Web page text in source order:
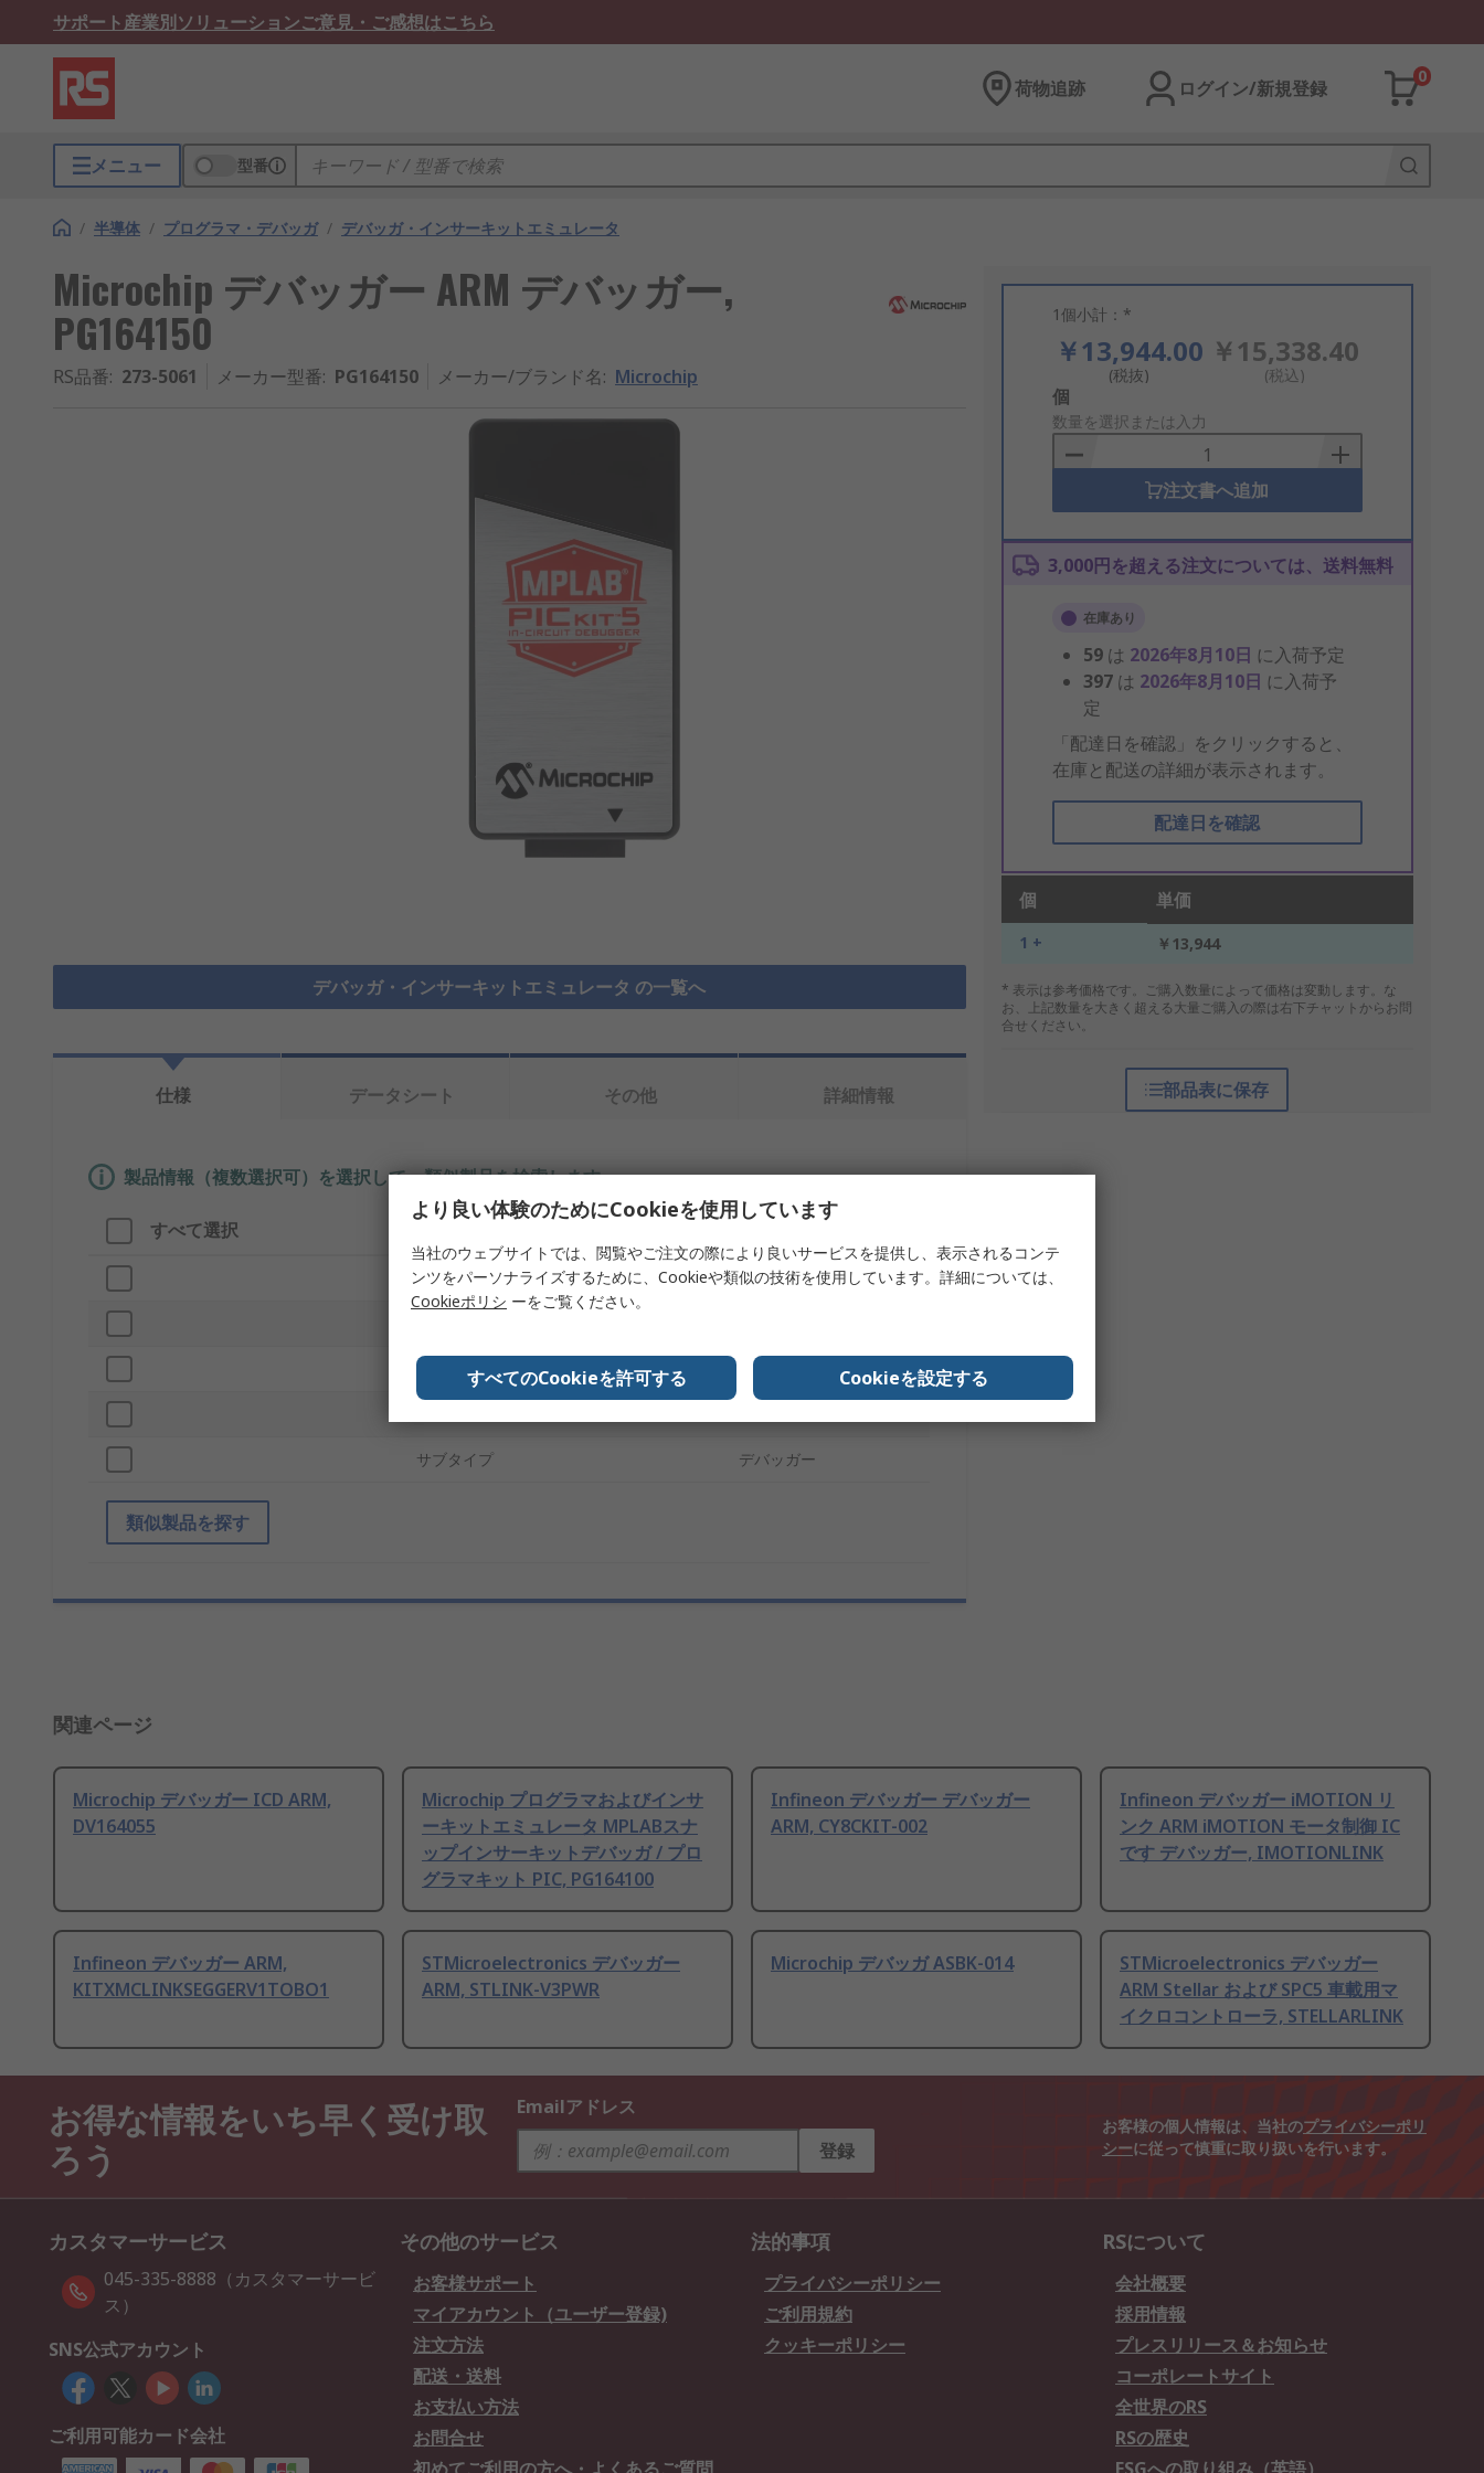
サポート産業別ソリューションご意見・ご感想はこちら
荷物追跡 ログイン/新規登録
0
メニュー 型番
/ 半導体 / プログラマ・デバッガ / デバッガ・インサーキットエミュレータ
Microchip デバッガー ARM デバッガー,
PG164150
RS品番: 273-5061 メーカー型番: PG164150 メーカー/ブランド名: Microchip
デバッガ・インサーキットエミュレータ の一覧へ
1個小計：*
￥13,944.00
(税抜)
￥15,338.40
(税込)
Add
to
Basket
個
数量を選択または入力
注文書へ追加
3,000円を超える注文については、送料無料
在庫あり
59 は 2026年8月10日 に入荷予定
397 は 2026年8月10日 に入荷予
定
「配達日を確認」をクリックすると、
在庫と配送の詳細が表示されます。
配達日を確認
個 単価
1 + ￥13,944
* 表示は参考価格です。ご購入数量によって価格は変動します。な
お、上記数量を大きく超える大量ご購入の際は右下チャットからお問
合せください。
部品表に保存
仕様 データシート その他 詳細情報
製品情報（複数選択可）を選択して、類似製品を検索します。
すべて選択
ブランド Microchip
規格 / 承認 RoHS, CE
サブタイプ デバッガー
類似製品を探す
関連ページ
Microchip デバッガー ICD ARM,
DV164055
Microchip プログラマおよびインサ
ーキットエミュレータ MPLABスナ
ップインサーキットデバッガ / プロ
グラマキット PIC, PG164100
Infineon デバッガー デバッガー
ARM, CY8CKIT-002
Infineon デバッガー iMOTION リ
ンク ARM iMOTION モータ制御 IC
です デバッガー, IMOTIONLINK
Infineon デバッガー ARM,
KITXMCLINKSEGGERV1TOBO1
STMicroelectronics デバッガー
ARM, STLINK-V3PWR
Microchip デバッガ ASBK-014
STMicroelectronics デバッガー
ARM Stellar および SPC5 車載用マ
イクロコントローラ, STELLARLINK
お得な情報をいち早く受け取
ろう
Emailアドレス
登録
お客様の個人情報は、当社のプライバシーポリ
シーに従って慎重に取り扱いを行います。
カスタマーサービス
045-335-8888（カスタマーサービ
ス）
SNS公式アカウント
ご利用可能カード会社
その他のサービス
お客様サポート
マイアカウント（ユーザー登録)
注文方法
配送・送料
お支払い方法
お問合せ
法的事項
プライバシーポリシー
ご利用規約
クッキーポリシー
RSについて
会社概要
採用情報
プレスリリース＆お知らせ
コーポレートサイト
全世界のRS
RSの歴史
より良い体験のためにCookieを使用しています
当社のウェブサイトでは、閲覧やご注文の際により良いサービスを提供し、表示されるコンテ
ンツをパーソナライズするために、Cookieや類似の技術を使用しています。詳細については、
Cookieポリシ ーをご覧ください。
すべてのCookieを許可する Cookieを設定する